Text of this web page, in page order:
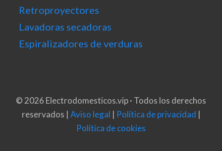
Retroproyectores
Lavadoras secadoras
Espiralizadores de verduras
© 2026 Electrodomesticos.vip · Todos los derechos
reservados | Aviso legal | Política de privacidad |
Política de cookies